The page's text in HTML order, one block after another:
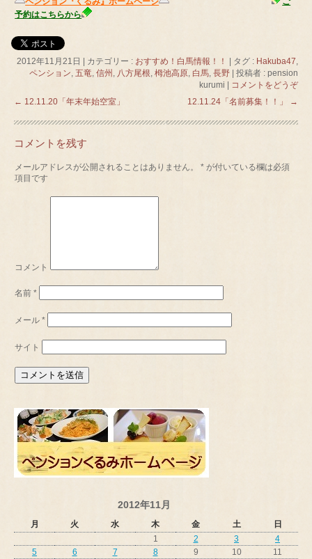
予約はこちらから
2012年11月21日 カテゴリー : おすすめ！白馬情報！！ タグ : Hakuba47,
ペンション, 五竜, 信州 , 八方尾根, 栂池高原, 白馬, 長野
投稿者 : pension
kurumi
コメントをどうぞ
← 12.11.20「年末年始空室」 12.11.24「名前募集！！」 →
コメントを残す
メールアドレスが公開されることはありません。 * が付いている欄は必須
項目です
コメント
名前*
メール*
サイト
2012年11月
月 火 水 木 金 土 日
1 2 3
4
5
6 7 8 9 10
11